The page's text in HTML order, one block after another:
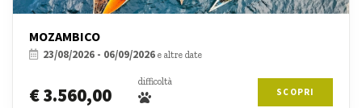
MOZAMBICO
23/08/2026 - 06/09/2026e altre date
€ 3.560,00
difficoltà
SCOPRI